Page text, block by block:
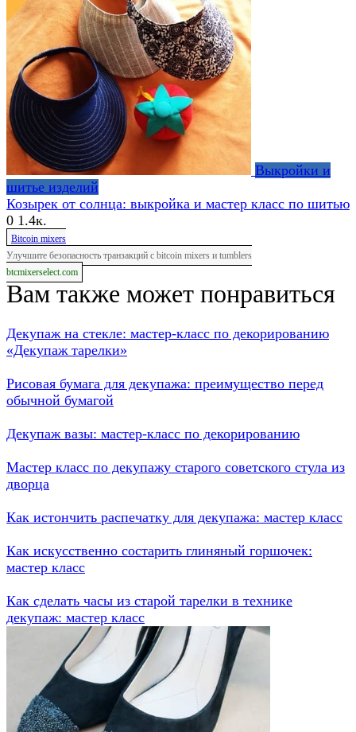
Выкройки и
шитье изделий
Козырек от солнца: выкройка и мастер класс по шитью
0 1.4к.
Bitcoin mixers
Улучшите безопасность транзакций с bitcoin mixers и tumblers
btcmixerselect.com
Вам также может понравиться
Декупаж на стекле: мастер-класс по декорированию
«Декупаж тарелки»
Рисовая бумага для декупажа: преимущество перед
обычной бумагой
Декупаж вазы: мастер-класс по декорированию
Мастер класс по декупажу старого советского стула из
дворца
Как истончить распечатку для декупажа: мастер класс
Как искусственно состарить глиняный горшочек:
мастер класс
Как сделать часы из старой тарелки в технике
декупаж: мастер класс